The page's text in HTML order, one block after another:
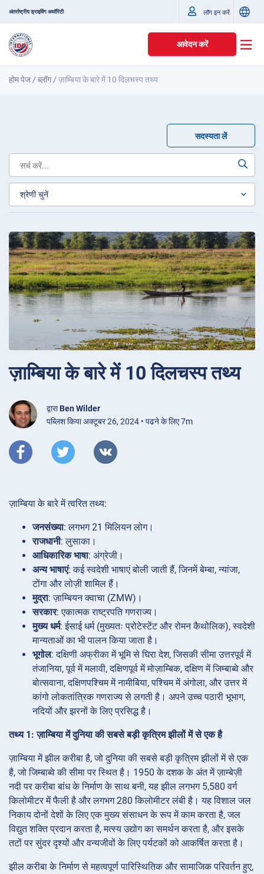
अंतर्राष्ट्रीय ड्राइविंग अथॉरिटी लॉग इन करें
आवेदन करें
होम पेज /ब्लॉग/ज़ाम्बिया के बारे में 10 दिलचस्प तथ्य
सदस्यता लें
ज़ाम्बिया के बारे में 10 दिलचस्प तथ्य
द्वाराBen Wilder
पब्लिश किया अक्टूबर 26, 2024 • पढने के लिए 7m
ज़ाम्बिया के बारे में त्वरित तथ्य:
जनसंख्या: लगभग 21 मिलियन लोग।
राजधानी: लुसाका।
आधिकारिक भाषा: अंग्रेजी।
अन्य भाषाएं: कई स्वदेशी भाषाएं बोली जाती हैं, जिनमें बेम्बा, न्यांजा,
टोंगा और लोज़ी शामिल हैं।
मुद्रा: ज़ाम्बियन क्वाचा (ZMW)।
सरकार: एकात्मक राष्ट्रपति गणराज्य।
मुख्य धर्म: ईसाई धर्म (मुख्यतः प्रोटेस्टेंट और रोमन कैथोलिक), स्वदेशी
मान्यताओं का भी पालन किया जाता है।
भूगोल: दक्षिणी अफ्रीका में भूमि से घिरा देश, जिसकी सीमा उत्तरपूर्व में
तंजानिया, पूर्व में मलावी, दक्षिणपूर्व में मोज़ाम्बिक, दक्षिण में जिम्बाब्वे और
बोत्सवाना, दक्षिणपश्चिम में नामीबिया, पश्चिम में अंगोला, और उत्तर में
कांगो लोकतांत्रिक गणराज्य से लगती है। अपने उच्च पठारी भूभाग,
नदियों और झरनों के लिए प्रसिद्ध है।
तथ्य 1: ज़ाम्बिया में दुनिया की सबसे बड़ी कृत्रिम झीलों में से एक है
ज़ाम्बिया में झील करीबा है, जो दुनिया की सबसे बड़ी कृत्रिम झीलों में से एक
है, जो जिम्बाब्वे की सीमा पर स्थित है। 1950 के दशक के अंत में ज़ाम्बेज़ी
नदी पर करीबा बांध के निर्माण के साथ बनी, यह झील लगभग 5,580 वर्ग
किलोमीटर में फैली है और लगभग 280 किलोमीटर लंबी है। यह विशाल जल
निकाय दोनों देशों के लिए एक मुख्य संसाधन के रूप में काम करता है, जल
विद्युत शक्ति प्रदान करता है, मत्स्य उद्योग का समर्थन करता है, और इसके
तटों पर सुंदर दृश्यों और वन्यजीवों के लिए पर्यटकों को आकर्षित करता है।
झील करीबा के निर्माण से महत्वपूर्ण पारिस्थितिक और सामाजिक परिवर्तन हुए,